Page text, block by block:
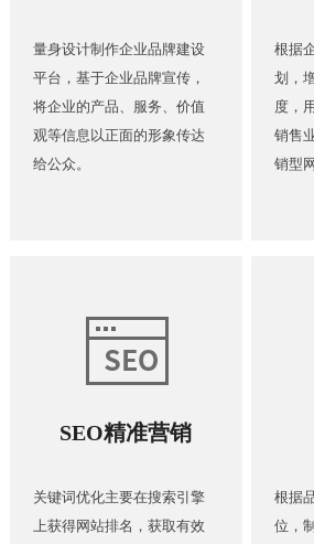
量身设计制作企业品牌建设
平台，基于企业品牌宣传，
将企业的产品、服务、价值
观等信息以正面的形象传达
给公众。
根据
划，
度，
销售
销型
SEO精准营销
关键词优化主要在搜索引擎
上获得网站排名，获取有效
根据
位，